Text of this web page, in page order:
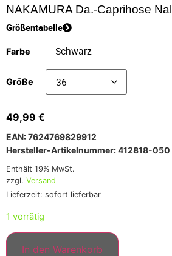
NAKAMURA Da.-Caprihose
Größentabelle
Farbe
Größe
49,99 €
EAN: 7624769829912
Hersteller-Artikelnummer: 412818-050
Enthält 19% MwSt.
zzgl. Versand
Lieferzeit: sofort lieferbar
1 vorrätig
In den Warenkorb